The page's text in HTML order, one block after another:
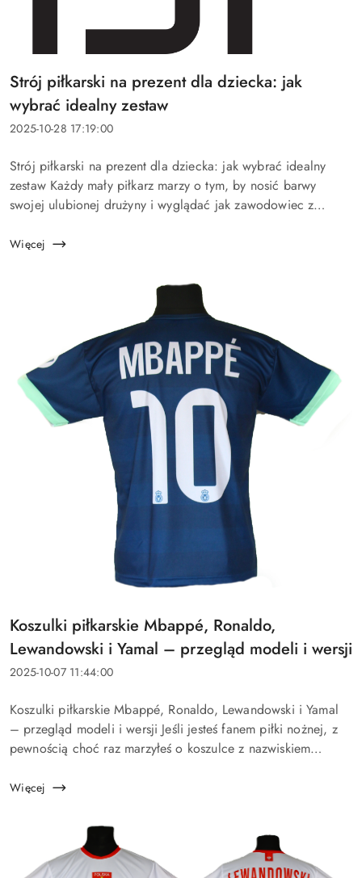
Tytuł
artykułu:
Strój piłkarski na prezent dla dziecka: jak
wybrać idealny zestaw
Data
2025-10-28 17:19:00
Treść
artykułu:
Strój piłkarski na prezent dla dziecka: jak wybrać idealny
zestaw Każdy mały piłkarz marzy o tym, by nosić barwy
swojej ulubionej drużyny i wyglądać jak zawodowiec z
wywołuje uś...
Więcej
Tytuł
artykułu:
Koszulki piłkarskie Mbappé, Ronaldo,
Lewandowski i Yamal – przegląd modeli i wersji
Data
2025-10-07 11:44:00
Treść
artykułu:
Koszulki piłkarskie Mbappé, Ronaldo, Lewandowski i Yamal
– przegląd modeli i wersji Jeśli jesteś fanem piłki nożnej, z
pewnością choć raz marzyłeś o koszulce z nazwiskiem
Ronaldo, ...
Więcej